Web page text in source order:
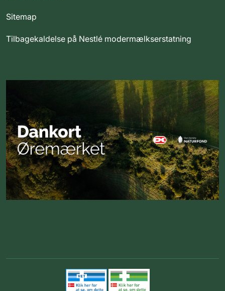
Sitemap
Tilbagekaldelse på Nestlé modermælkserstatning